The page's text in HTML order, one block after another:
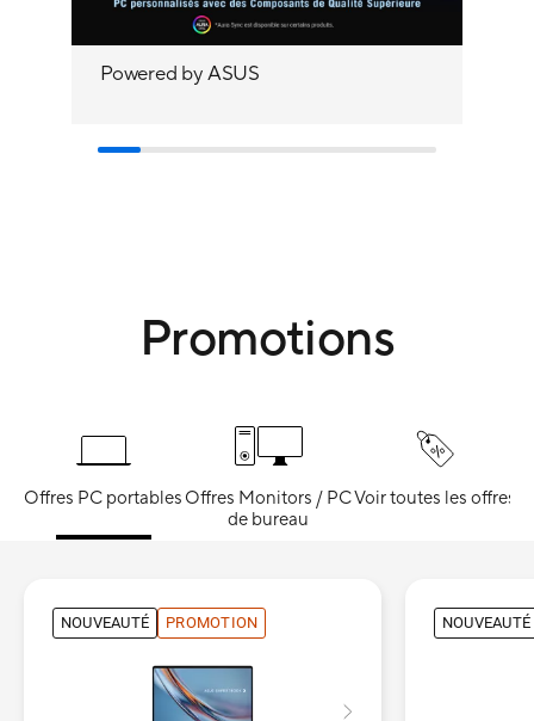
Powered by ASUS
Promotions
Offres PC portables Offres Monitors / PC
de bureau
Voir toutes les offres
NOUVEAUTÉ PROMOTION NOUVEAUTÉ